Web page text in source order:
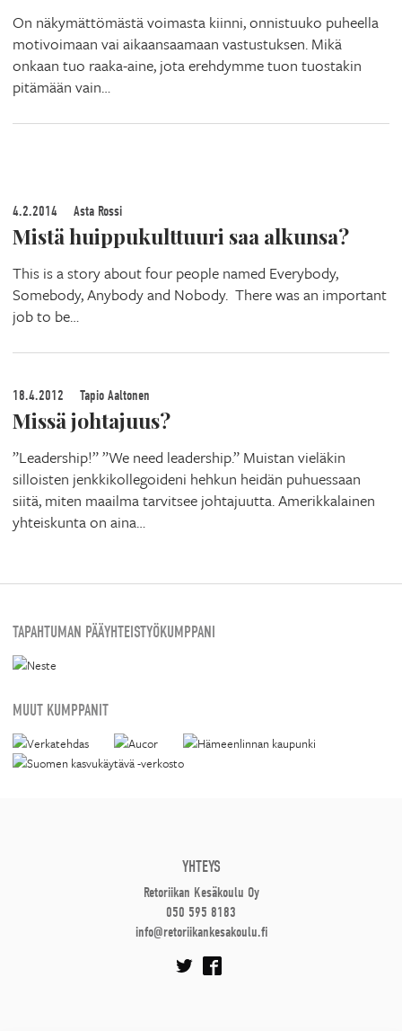
On näkymättömästä voimasta kiinni, onnistuuko puheella
motivoimaan vai aikaansaamaan vastustuksen. Mikä
onkaan tuo raaka-aine, jota erehdymme tuon tuostakin
pitämään vain…
4.2.2014 Asta Rossi
Mistä huippukulttuuri saa alkunsa?
This is a story about four people named Everybody,
Somebody, Anybody and Nobody. There was an important
job to be…
18.4.2012 Tapio Aaltonen
Missä johtajuus?
”Leadership!” ”We need leadership.” Muistan vieläkin
silloisten jenkkikollegoideni hehkun heidän puhuessaan
siitä, miten maailma tarvitsee johtajuutta. Amerikkalainen
yhteiskunta on aina…
TAPAHTUMAN PÄÄYHTEISTYÖKUMPPANI
MUUT KUMPPANIT
YHTEYS
Retoriikan Kesäkoulu Oy
050 595 8183
info@retoriikankesakoulu.fi